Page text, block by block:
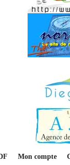
Mon compte